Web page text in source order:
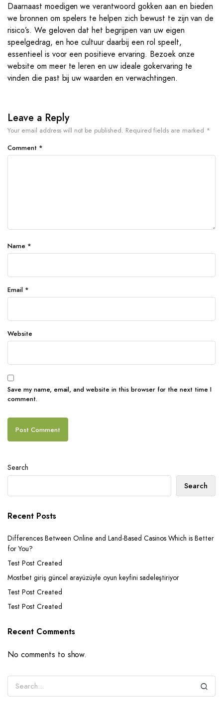
Daarnaast moedigen we verantwoord gokken aan en bieden
we bronnen om spelers te helpen zich bewust te zijn van de
risico’s. We geloven dat het begrijpen van uw eigen
speelgedrag, en hoe cultuur daarbij een rol speelt,
essentieel is voor een positieve ervaring. Bezoek onze
website om meer te leren en uw ideale gokervaring te
vinden die past bij uw waarden en verwachtingen.
Leave a Reply
Your email address will not be published. Required fields are marked *
Comment *
Name *
Email *
Website
Save my name, email, and website in this browser for the next time I
comment.
Search
Search
Recent Posts
Differences Between Online and Land-Based Casinos Which is Better
for You?
Test Post Created
Mostbet giriş güncel arayüzüyle oyun keyfini sadeleştiriyor
Test Post Created
Test Post Created
Recent Comments
No comments to show.